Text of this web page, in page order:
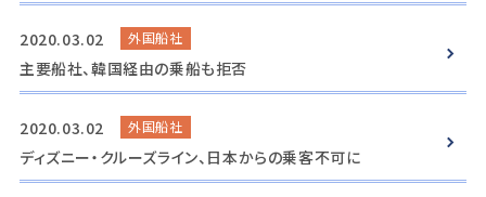
2020.03.02 外国船社
主要船社、韓国経由の乗船も拒否
2020.03.02 外国船社
ディズニー・クルーズライン、日本からの乗客不可に